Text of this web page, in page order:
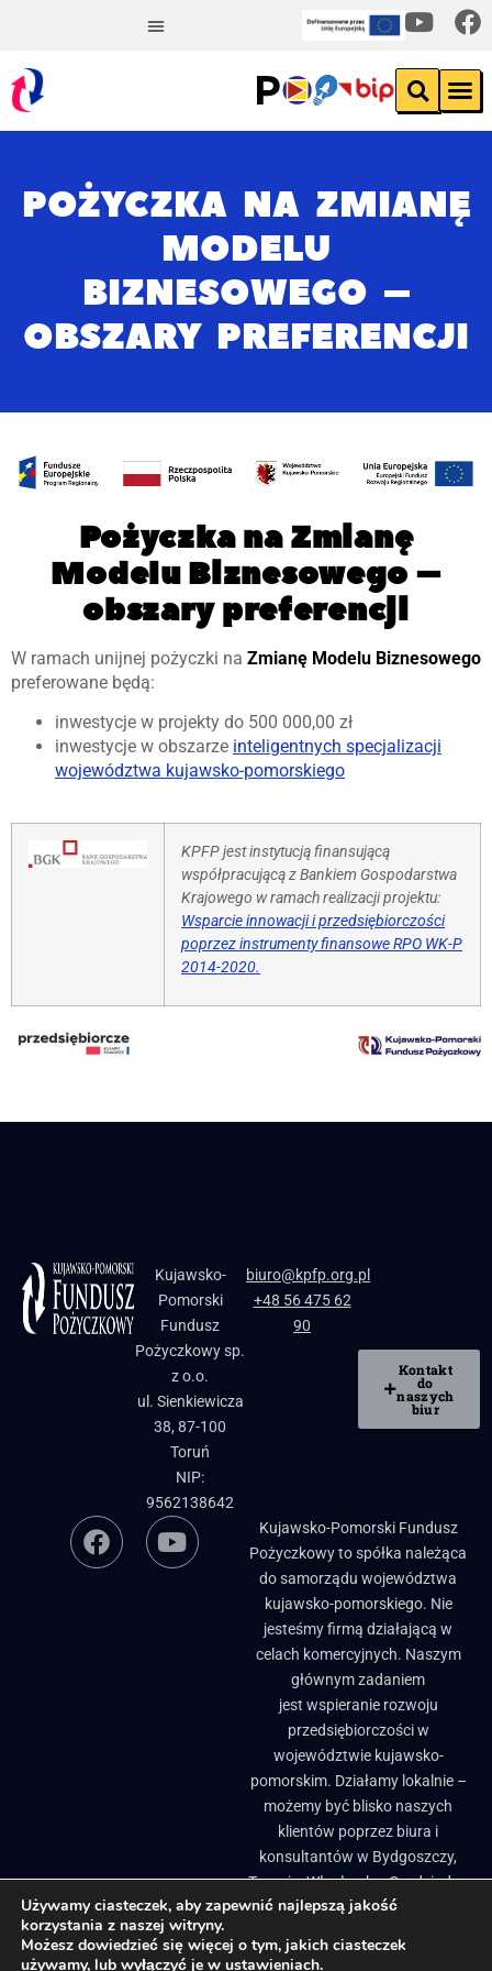
POŻYCZKA NA ZMIANĘ
MODELU
BIZNESOWEGO –
OBSZARY PREFERENCJI
Pożyczka na Zmianę
Modelu Biznesowego –
obszary preferencji
W ramach unijnej pożyczki na Zmianę Modelu Biznesowego
preferowane będą:
inwestycje w projekty do 500 000,00 zł
inwestycje w obszarze inteligentnych specjalizacji
województwa kujawsko-pomorskiego
KPFP jest instytucją finansującą
współpracującą z Bankiem Gospodarstwa
Krajowego w ramach realizacji projektu:
Wsparcie innowacji i przedsiębiorczości
poprzez instrumenty finansowe RPO WK-P
2014-2020.
Kujawsko-
Pomorski
Fundusz
Pożyczkowy sp.
z o.o.
ul. Sienkiewicza
38, 87-100
Toruń
NIP:
9562138642
biuro@kpfp.org.pl
+48 56 475 62
90
Kontakt
do
naszych
biur
Kujawsko-Pomorski Fundusz
Pożyczkowy to spółka należąca
do samorządu województwa
kujawsko-pomorskiego. Nie
jesteśmy firmą działającą w
celach komercyjnych. Naszym
głównym zadaniem
jest wspieranie rozwoju
przedsiębiorczości w
województwie kujawsko-
pomorskim. Działamy lokalnie –
możemy być blisko naszych
klientów poprzez biura i
konsultantów w Bydgoszczy,
Toruniu, Włocławku, Grudziądzu
i Brodnicy. ​
Biuletyn Informacji Publicznej
Pożyczki, granty i dotacje dla firm
Używamy ciasteczek, aby zapewnić najlepszą jakość
korzystania z naszej witryny.
Możesz dowiedzieć się więcej o tym, jakich ciasteczek
używamy, lub wyłączyć je w ustawieniach.